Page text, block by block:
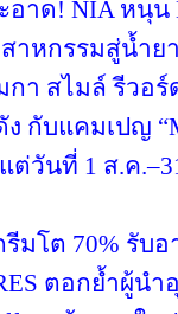
าด! NIA หนุน
าหกรรมสู่น้ำ
า สไมล์ รีวอ
กับแคมเปญ
วันที่ 1 ส.ค
มโต 70% รับอ
ตอกย้ำผู้น